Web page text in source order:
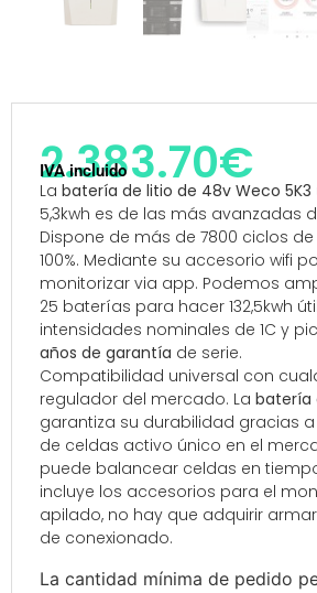
2.383.70€
IVA incluido
La batería de litio de 48v Weco 5K3
5,3kwh es de las más avanzadas
Dispone de más de 7800 ciclos
100%. Mediante su accesorio wifi
monitorizar via app. Podemos
25 baterías para hacer 132,5kwh
intensidades nominales de 1C y
años de garantía de serie.
Compatibilidad universal con
regulador del mercado. La batería
garantiza su durabilidad gracias
de celdas activo único en el
puede balancear celdas en
incluye los accesorios para el
apilado, no hay que adquirir
de conexionado.
La cantidad mínima de pedido